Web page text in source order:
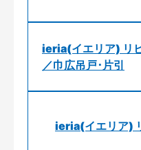
ieria(イエリア) リ
／巾広吊戸･片引
ieria(イエリア)